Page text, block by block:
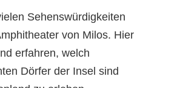
Sehenswürdigkeiten
von Milos. Hier
erfahren, welch
Dörfer der Insel sind